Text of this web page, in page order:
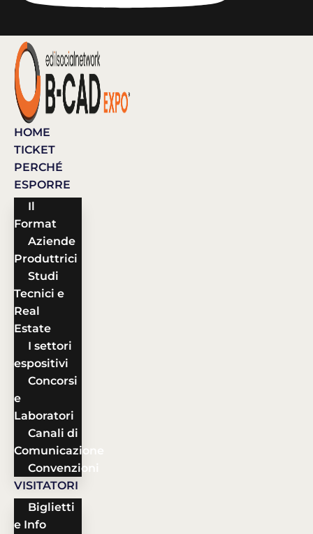
HOME
TICKET
PERCHÉ
ESPORRE
Il
Format
Aziende
Produttrici
Studi
Tecnici e
Real
Estate
I settori
espositivi
Concorsi
e
Laboratori
Canali di
Comunicazione
Convenzioni
VISITATORI
Biglietti
e Info